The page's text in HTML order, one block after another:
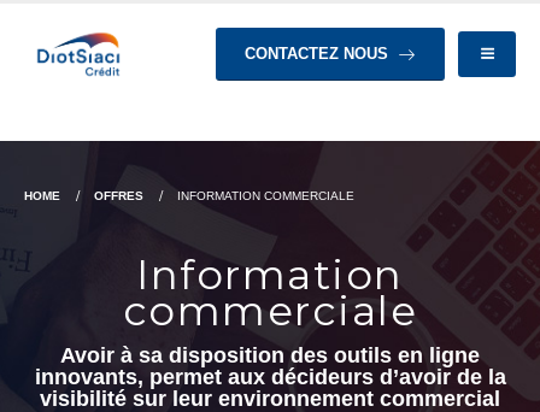
CONTACTEZ NOUS
HOME OFFRES INFORMATION COMMERCIALE
Information
commerciale
Avoir à sa disposition des outils en ligne
innovants, permet aux décideurs d’avoir de la
visibilité sur leur environnement commercial